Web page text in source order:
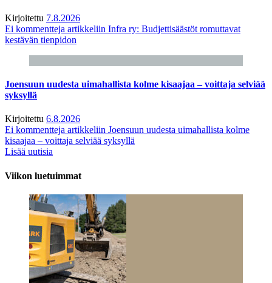
Kirjoitettu 7.8.2026
Ei kommentteja artikkeliin Infra ry: Budjettisäästöt romuttavat
kestävän tienpidon
Joensuun uudesta uimahallista kolme kisaajaa – voittaja selviää
syksyllä
Kirjoitettu 6.8.2026
Ei kommentteja artikkeliin Joensuun uudesta uimahallista kolme
kisaajaa – voittaja selviää syksyllä
Lisää uutisia
Viikon luetuimmat